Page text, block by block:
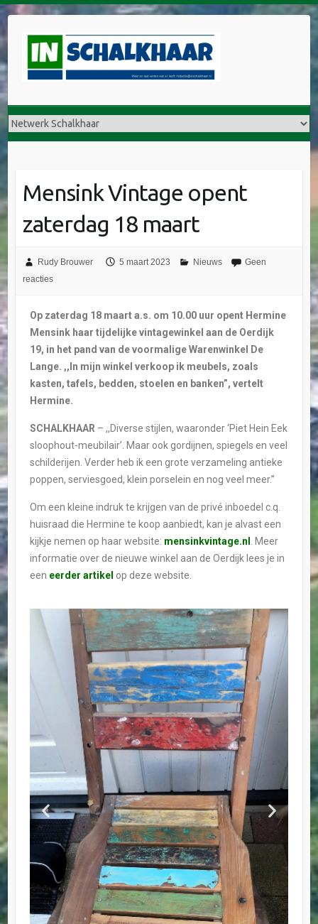
Mensink Vintage opent
zaterdag 18 maart
Rudy Brouwer 5 maart 2023 Nieuws
Geen
reacties
Op zaterdag 18 maart a.s. om 10.00 uur opent Hermine
Mensink haar tijdelijke vintagewinkel aan de Oerdijk
19, in het pand van de voormalige Warenwinkel De
Lange. ,,In mijn winkel verkoop ik meubels, zoals
kasten, tafels, bedden, stoelen en banken”, vertelt
Hermine.
SCHALKHAAR – ,,Diverse stijlen, waaronder ‘Piet Hein Eek
sloophout-meubilair’. Maar ook gordijnen, spiegels en veel
schilderijen. Verder heb ik een grote verzameling antieke
poppen, serviesgoed, klein porselein en nog veel meer.”
Om een kleine indruk te krijgen van de privé inboedel c.q.
huisraad die Hermine te koop aanbiedt, kan je alvast een
kijkje nemen op haar website: mensinkvintage.nl . Meer
informatie over de nieuwe winkel aan de Oerdijk lees je in
een eerder artikel op deze website.